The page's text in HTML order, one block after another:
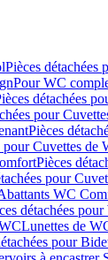
Pièces détachées
Pour WC
détachées
pour
Pièces
pour Cuvettes de
Pièces
pour
WC
détachées
Lunettes de
pour